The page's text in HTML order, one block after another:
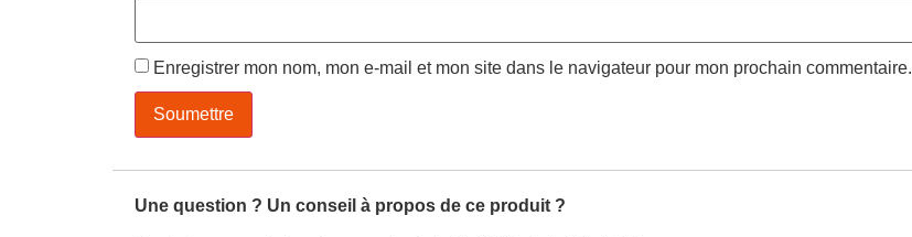
Enregistrer mon nom, mon e-mail et mon site dans le navigateur pour mon prochain commentaire.
Une question ? Un conseil à propos de ce produit ?